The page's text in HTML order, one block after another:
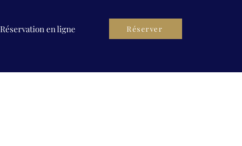
Réservation en ligne Réserver